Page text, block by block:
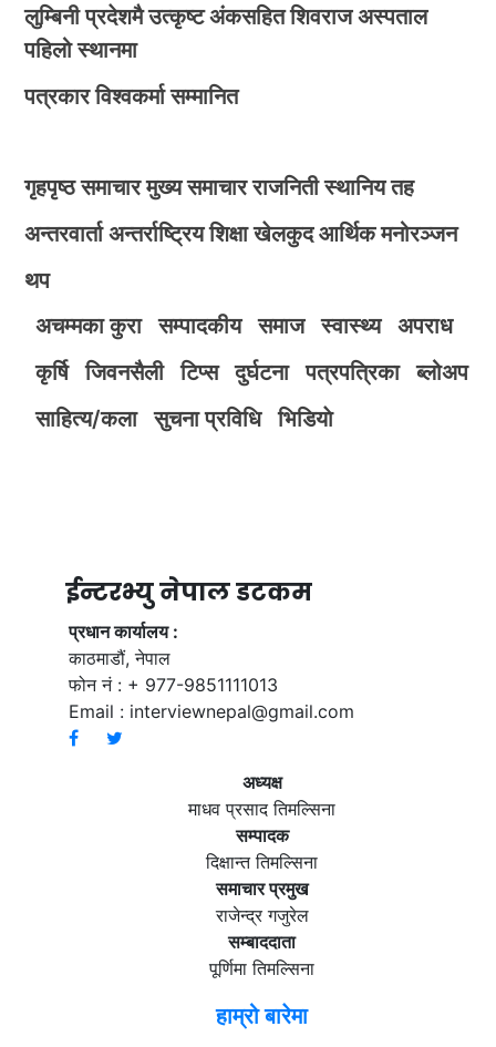
लुम्बिनी प्रदेशमै उत्कृष्ट अंकसहित शिवराज अस्पताल
पहिलो स्थानमा
पत्रकार विश्वकर्मा सम्मानित
गृहपृष्ठ समाचार मुख्य समाचार राजनिती स्थानिय तह
अन्तरवार्ता अन्तर्राष्ट्रिय शिक्षा खेलकुद आर्थिक मनोरञ्जन
थप
अचम्मका कुरा
सम्पादकीय समाज स्वास्थ्य
अपराध
कृर्षि
जिवनसैली टिप्स दुर्घटना पत्रपत्रिका
ब्लोअप
साहित्य/कला
सुचना प्रविधि भिडियाे
ईन्टरभ्यु नेपाल डटकम
प्रधान कार्यालय :
काठमाडौं, नेपाल
फोन नं : + 977-9851111013
Email : interviewnepal@gmail.com
अध्यक्ष
माधव प्रसाद तिमल्सिना
सम्पादक
दिक्षान्त तिमल्सिना
समाचार प्रमुख
राजेन्द्र गजुरेल
सम्बाददाता
पूर्णिमा तिमल्सिना
हाम्रो बारेमा